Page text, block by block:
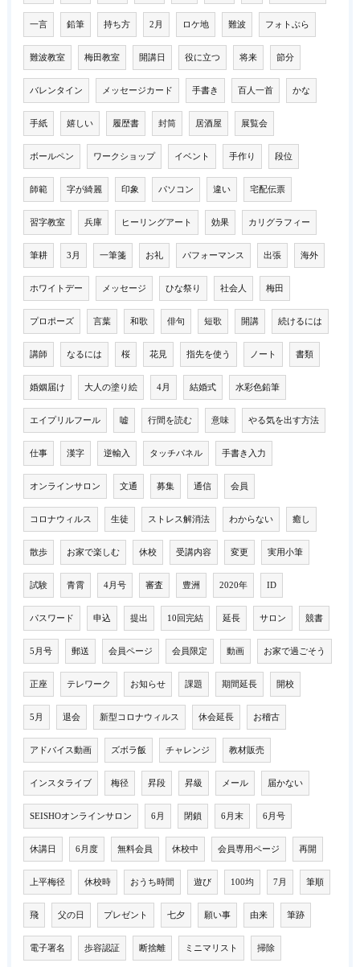
一言 鉛筆 持ち方 2月 ロケ地 難波 フォトぶら
難波教室 梅田教室 開講日 役に立つ 将来 節分
バレンタイン メッセージカード 手書き 百人一首 かな
手紙 嬉しい 履歴書 封筒 居酒屋 展覧会
ボールペン ワークショップ イベント 手作り 段位
師範 字が綺麗 印象 パソコン 違い 宅配伝票
習字教室 兵庫 ヒーリングアート 効果 カリグラフィー
筆耕 3月 一筆箋 お礼 パフォーマンス 出張 海外
ホワイトデー メッセージ ひな祭り 社会人 梅田
プロポーズ 言葉 和歌 俳句 短歌 開講 続けるには
講師 なるには 桜 花見 指先を使う ノート 書類
婚姻届け 大人の塗り絵 4月 結婚式 水彩色鉛筆
エイプリルフール 嘘 行間を読む 意味 やる気を出す方法
仕事 漢字 逆輸入 タッチパネル 手書き入力
オンラインサロン 文通 募集 通信 会員
コロナウィルス 生徒 ストレス解消法 わからない 癒し
散歩 お家で楽しむ 休校 受講内容 変更 実用小筆
試験 青霄 4月号 審査 豊洲 2020年 ID
パスワード 申込 提出 10回完結 延長 サロン 競書
5月号 郵送 会員ページ 会員限定 動画 お家で過ごそう
正座 テレワーク お知らせ 課題 期間延長 開校
5月 退会 新型コロナウィルス 休会延長 お稽古
アドバイス動画 ズボラ飯 チャレンジ 教材販売
インスタライブ 梅径 昇段 昇級 メール 届かない
SEISHOオンラインサロン 6月 閉鎖 6月末 6月号
休講日 6月度 無料会員 休校中 会員専用ページ 再開
上平梅径 休校時 おうち時間 遊び 100均 7月 筆順
飛 父の日 プレゼント 七夕 願い事 由来 筆跡
電子署名 歩容認証 断捨離 ミニマリスト 掃除